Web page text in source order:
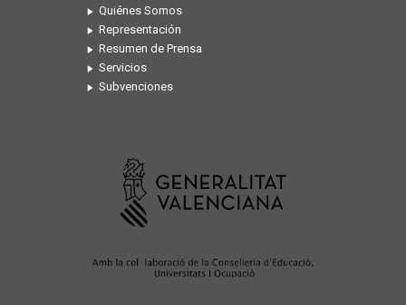
Quiénes Somos
Representación
Resumen de Prensa
Servicios
Subvenciones